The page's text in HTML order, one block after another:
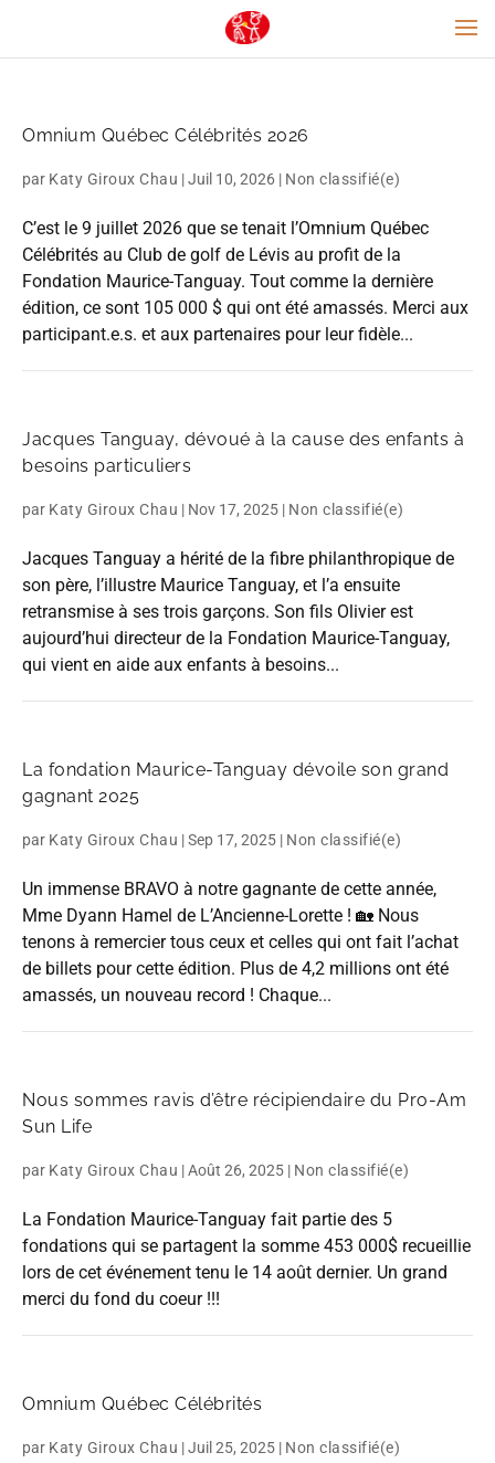
Omnium Québec Célébrités 2026
par Katy Giroux Chau |Juil 10, 2026 | Non classifié(e)
C’est le 9 juillet 2026 que se tenait l’Omnium Québec
Célébrités au Club de golf de Lévis au profit de la
Fondation Maurice-Tanguay. Tout comme la dernière
édition, ce sont 105 000 $ qui ont été amassés. Merci aux
participant.e.s. et aux partenaires pour leur fidèle...
Jacques Tanguay, dévoué à la cause des enfants à
besoins particuliers
par Katy Giroux Chau | Nov 17, 2025 | Non classifié(e)
Jacques Tanguay a hérité de la fibre philanthropique de
son père, l’illustre Maurice Tanguay, et l’a ensuite
retransmise à ses trois garçons. Son fils Olivier est
aujourd’hui directeur de la Fondation Maurice-Tanguay,
qui vient en aide aux enfants à besoins...
La fondation Maurice-Tanguay dévoile son grand
gagnant 2025
par Katy Giroux Chau |Sep 17, 2025 | Non classifié(e)
Un immense BRAVO à notre gagnante de cette année,
Mme Dyann Hamel de L’Ancienne-Lorette ! 🏡 Nous
tenons à remercier tous ceux et celles qui ont fait l’achat
de billets pour cette édition. Plus de 4,2 millions ont été
amassés, un nouveau record ! Chaque...
Nous sommes ravis d’être récipiendaire du Pro-Am
Sun Life
par Katy Giroux Chau |Août 26, 2025 | Non classifié(e)
La Fondation Maurice-Tanguay fait partie des 5
fondations qui se partagent la somme 453 000$ recueillie
lors de cet événement tenu le 14 août dernier. Un grand
merci du fond du coeur !!!
Omnium Québec Célébrités
par Katy Giroux Chau |Juil 25, 2025 | Non classifié(e)